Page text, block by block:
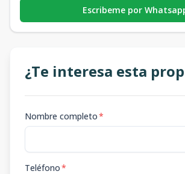
Escribeme por
¿Te interesa esta
Nombre completo*
Teléfono*